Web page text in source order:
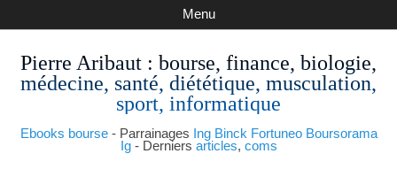
Pierre Aribaut : bourse, finance, biologie,
médecine, santé, diététique, musculation,
sport, informatique
Ebooks bourse- Parrainages Ing Binck Fortuneo Boursorama
Ig- Derniers articles, coms
Menu